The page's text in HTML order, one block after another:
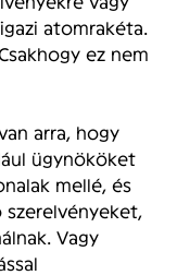
atomrakéta.
ez nem
arra, hogy
ügynököket
mellé, és
Vagy